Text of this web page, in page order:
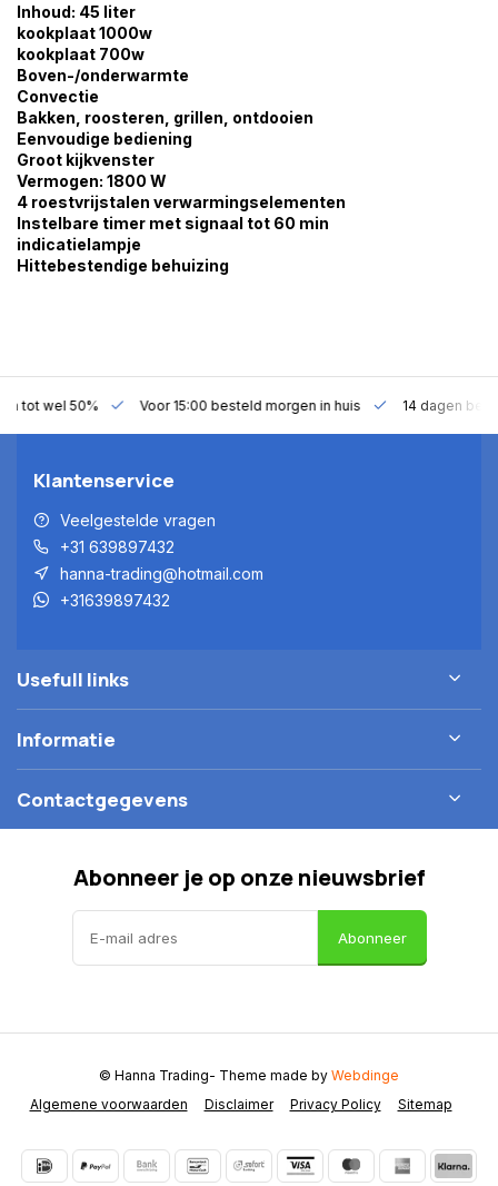
Inhoud: 45 liter
kookplaat 1000w
kookplaat 700w
Boven-/onderwarmte
Convectie
Bakken, roosteren, grillen, ontdooien
Eenvoudige bediening
Groot kijkvenster
Vermogen: 1800 W
4 roestvrijstalen verwarmingselementen
Instelbare timer met signaal tot 60 min
indicatielampje
Hittebestendige behuizing
tot wel 50% Voor 15:00 besteld morgen in huis 14 dagen
Klantenservice
Veelgestelde vragen
+31 639897432
hanna-trading@hotmail.com
+31639897432
Usefull links
Informatie
Contactgegevens
Abonneer je op onze nieuwsbrief
Abonneer
Algemene voorwaarden Disclaimer Privacy Policy Sitemap
© Hanna Trading- Theme made by Webdinge